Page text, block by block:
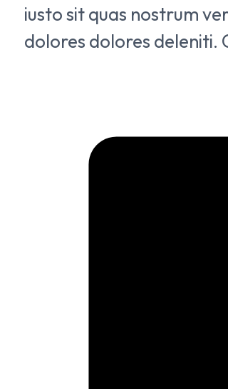
iusto sit quas nostrum
dolores dolores deleniti.